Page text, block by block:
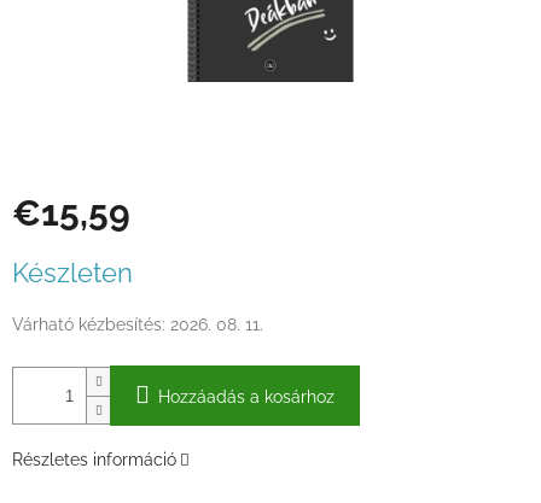
€15,59
Készleten
Várható kézbesítés: 2026. 08. 11.
Hozzáadás a kosárhoz
Részletes információ